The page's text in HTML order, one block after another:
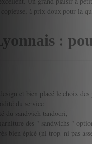
copieuse, à prix doux pour la
:
design et bien placé le choix
du service
du sandwich tandoori,
des " sandwichs "
bien épicé (ni trop, ni pas